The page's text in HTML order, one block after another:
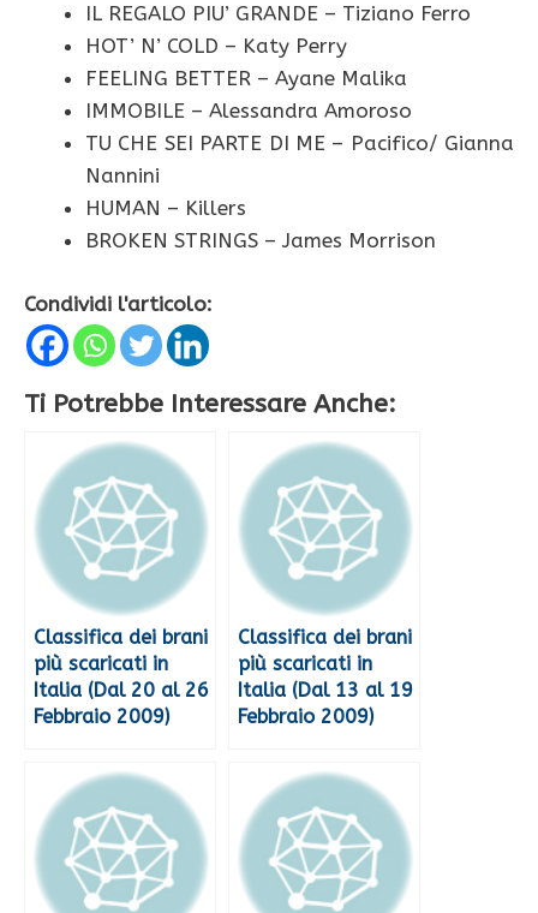
IL REGALO PIU’ GRANDE – Tiziano Ferro
HOT’ N’ COLD – Katy Perry
FEELING BETTER – Ayane Malika
IMMOBILE – Alessandra Amoroso
TU CHE SEI PARTE DI ME – Pacifico/ Gianna
Nannini
HUMAN – Killers
BROKEN STRINGS – James Morrison
Condividi l'articolo:
Ti Potrebbe Interessare Anche:
Classifica dei brani
più scaricati in
Italia (Dal 20 al 26
Febbraio 2009)
Classifica dei brani
più scaricati in
Italia (Dal 13 al 19
Febbraio 2009)